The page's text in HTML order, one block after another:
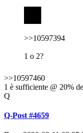
>>10597394
1 o 2?
>>10597460
1 è sufficiente @ 20%
Q
Q-Post #4659